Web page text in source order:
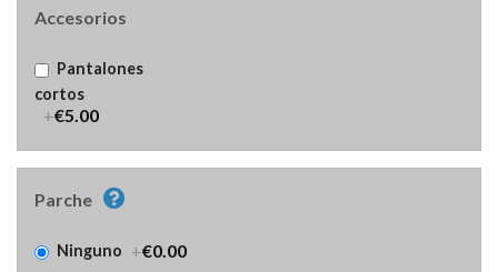
Accesorios
Pantalones
cortos
+€5.00
Parche
Ninguno +€0.00